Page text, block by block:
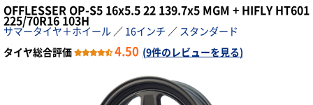
OFFLESSER OP-S5 16x5.5 22 139.7x5 MGM + HIFLY HT601
225/70R16 103H
サマータイヤ＋ホイール ／ 16インチ ／ スタンダード
タイヤ総合評価
4.50 (9件のレビューを見る)